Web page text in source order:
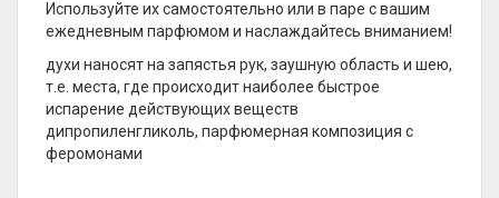
Используйте их самостоятельно или в паре с вашим
ежедневным парфюмом и наслаждайтесь вниманием!
духи наносят на запястья рук, заушную область и шею,
т.е. места, где происходит наиболее быстрое
испарение действующих веществ
дипропиленгликоль, парфюмерная композиция с
феромонами